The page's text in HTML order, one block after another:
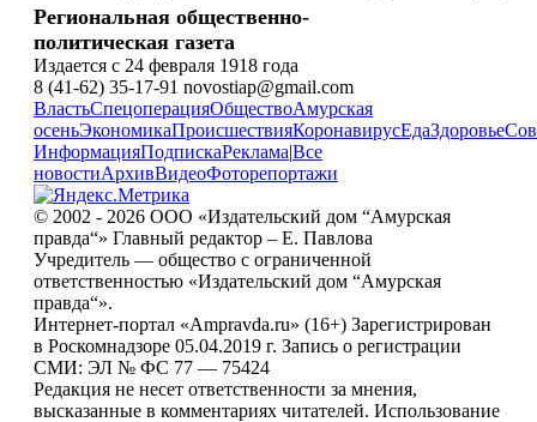
Региональная общественно-
политическая газета
Издается с 24 февраля 1918 года
8 (41-62) 35-17-91 novostiap@gmail.com
ВластьСпецоперацияОбществоАмурская
осеньЭкономикаПроисшествияКоронавирусЕдаЗдоровье
ИнформацияПодпискаРеклама|Все
новостиАрхивВидеоФоторепортажи
© 2002 - 2026 ООО «Издательский дом “Амурская
правда“» Главный редактор – Е. Павлова
Учредитель — общество с ограниченной
ответственностью «Издательский дом “Амурская
правда“».
Интернет-портал «Ampravda.ru» (16+) Зарегистрирован
в Роскомнадзоре 05.04.2019 г. Запись о регистрации
СМИ: ЭЛ № ФС 77 — 75424
Редакция не несет ответственности за мнения,
высказанные в комментариях читателей. Использование